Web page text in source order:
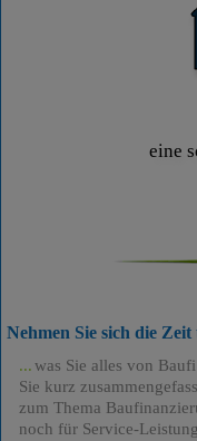
eine
Nehmen Sie sich die
was Sie alles von
Sie kurz
zum Thema
noch für Service-